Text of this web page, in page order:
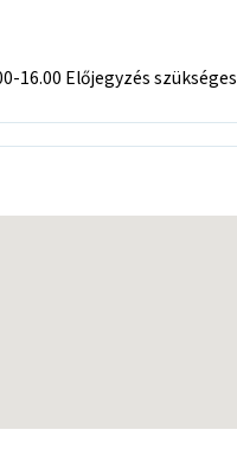
16.00 Előjegyzés